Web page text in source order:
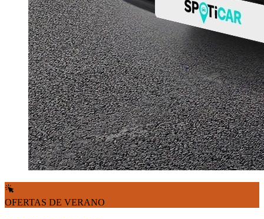
OFERTAS DE VERANO